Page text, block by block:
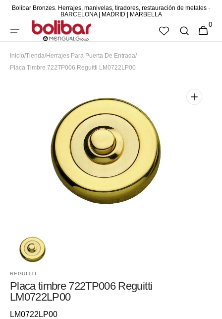
CONTENIDO
Bolibar Bronzes. Herrajes, manivelas, tiradores, restauración de metales ·
BARCELONA | MADRID | MARBELLA
CESTA
0
Inicio/Tienda/Herrajes Para Puerta De Entrada/
Placa Timbre 722TP006 Reguitti LM0722LP00
Abrir
elemento
multimedia
destacado
en
vista
de
REGUITTI
Placa timbre 722TP006 Reguitti
LM0722LP00
Referencia::
LM0722LP00